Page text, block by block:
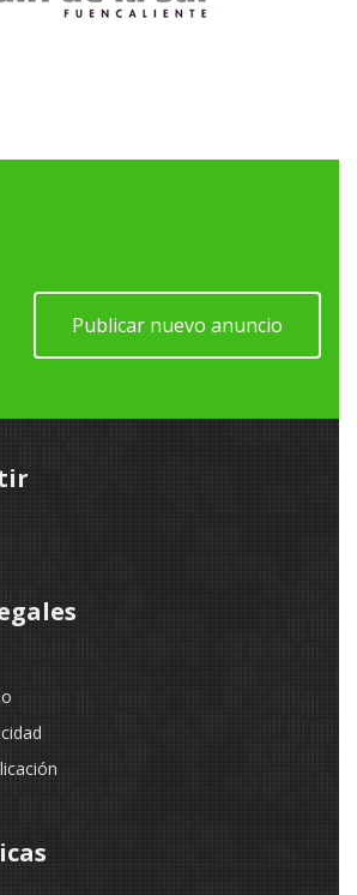
Publicar nuevo anuncio